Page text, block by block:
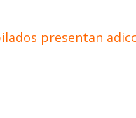
presentan